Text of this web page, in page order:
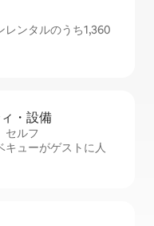
ンタルのうち1,360
・設⁠備
セ⁠ル⁠フ
キューがゲストに人